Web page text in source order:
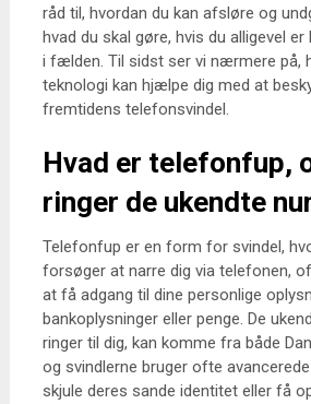
råd til, hvordan du kan afsløre og
hvad du skal gøre, hvis du alligevel
i fælden. Til sidst ser vi nærmere på,
teknologi kan hjælpe dig med at
fremtidens telefonsvindel.
Hvad er telefonfup,
ringer de ukendte
Telefonfup er en form for svindel,
forsøger at narre dig via telefonen,
at få adgang til dine personlige
bankoplysninger eller penge. De
ringer til dig, kan komme fra både
og svindlerne bruger ofte
skjule deres sande identitet eller få